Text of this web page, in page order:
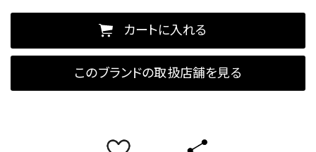
カートに入れる
このブランドの取扱店舗を見る